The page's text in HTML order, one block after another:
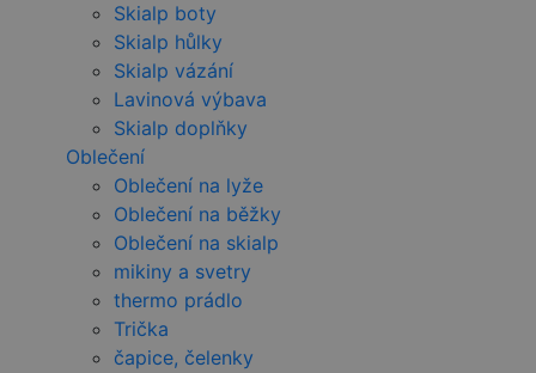
Skialp boty
Skialp hůlky
Skialp vázání
Lavinová výbava
Skialp doplňky
Oblečení
Oblečení na lyže
Oblečení na běžky
Oblečení na skialp
mikiny a svetry
thermo prádlo
Trička
čapice, čelenky